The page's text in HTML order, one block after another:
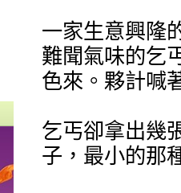
一家生意興隆
難聞氣味的乞
色來。夥計喊
乞丐卻拿出幾
子，最小的那